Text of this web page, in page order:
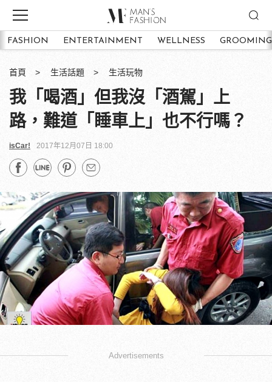
FASHION ENTERTAINMENT WELLNESS GROOMING
首頁 生活話題 生活玩物
我「喝酒」但我沒「酒駕」上
路，難道「睡車上」也不行嗎？
isCar! 2017年12月07日 18:00
Advertisements